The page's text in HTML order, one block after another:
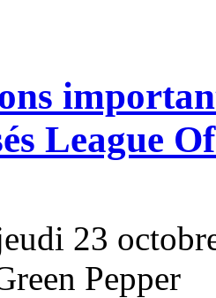
League
23
Pepper